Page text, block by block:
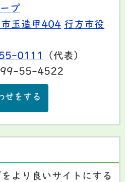
プ
市玉造甲404 行方市役
0111
（代表）
55-4522
せをする
より良いサイトにする